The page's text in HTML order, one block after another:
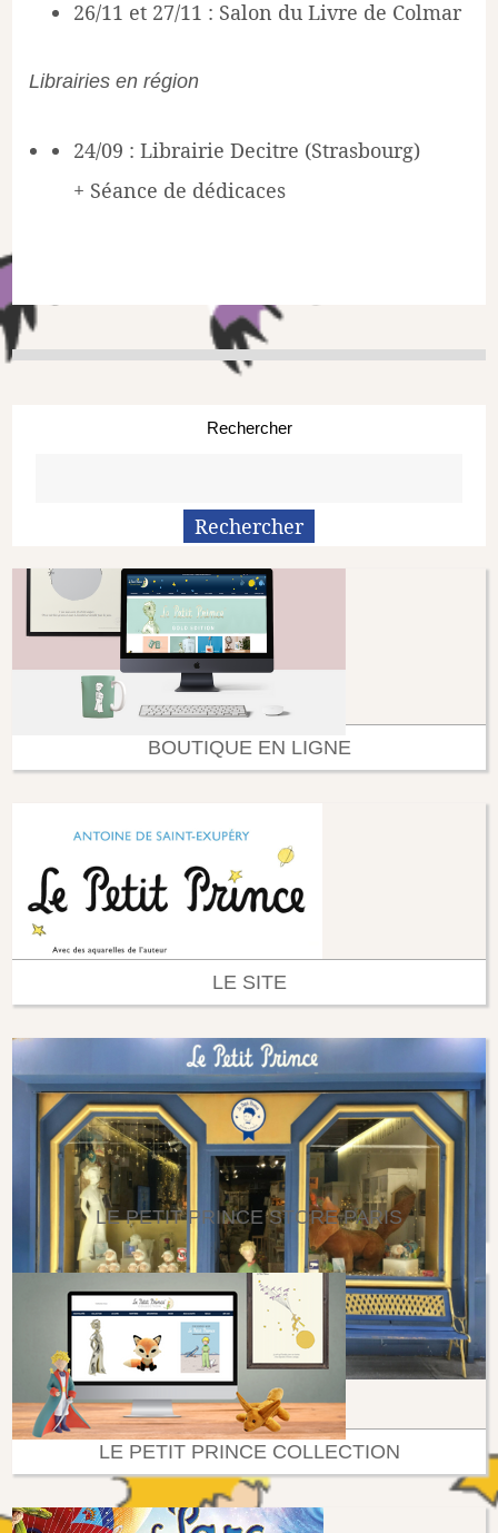
26/11 et 27/11 : Salon du Livre de Colmar
Librairies en région
24/09 : Librairie Decitre (Strasbourg)
+ Séance de dédicaces
Rechercher
BOUTIQUE EN LIGNE
LE SITE
LE PETIT PRINCE STORE PARIS
LE PETIT PRINCE COLLECTION